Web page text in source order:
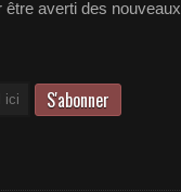
averti des nouveaux